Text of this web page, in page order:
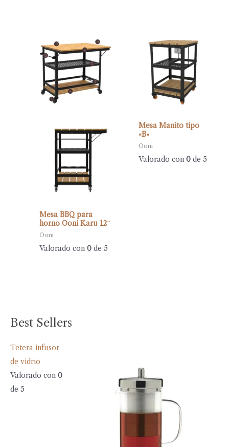
Mesa BBQ para
horno Ooni Karu 12″
Ooni
Valorado con0 de 5
Mesa Manito tipo
«B»
Ooni
Valorado con 0de 5
Best Sellers
Tetera infusor
de vidrio
Valorado con 0
de 5